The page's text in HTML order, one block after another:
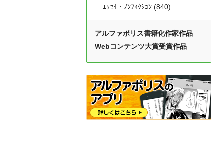
ｴｯｾｲ・ﾉﾝﾌｨｸｼｮﾝ (840)
アルファポリス書籍化作家作品
Webコンテンツ大賞受賞作品